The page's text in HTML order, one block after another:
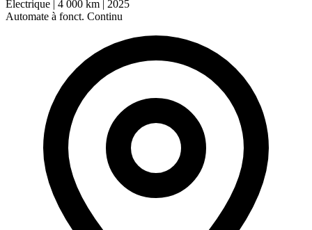
Electrique | 4 000 km | 2025
Automate à fonct. Continu